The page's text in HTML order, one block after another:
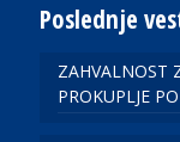
Poslednje
ZAHVALNOST
PROKUPLJE